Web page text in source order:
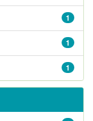
1
1
1